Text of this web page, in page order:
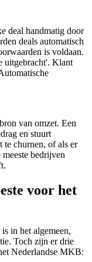
deal handmatig door
deals automatisch
is voldaan.
uitgebracht'. Klant
van omzet. Een
en stuurt
te churnen, of als er
bedrijven
voor het
in het algemeen,
Toch zijn er drie
Nederlandse MKB: